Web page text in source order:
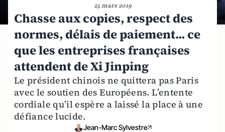
25 mars 2019
Chasse aux copies, respect des
normes, délais de paiement... ce
que les entreprises françaises
attendent de Xi Jinping
Le président chinois ne quittera pas Paris
avec le soutien des Européens. L’entente
cordiale qu’il espère a laissé la place à une
défiance lucide.
Jean-Marc Sylvestre